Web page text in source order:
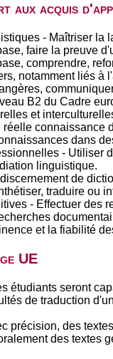
acquis
- Maîtriser la
faire la preuve
comprendre,
notamment liés à
B2 du Cadre
et
réelle connaissance
dans
- Utiliser
linguistique.
de
traduire ou
- Effectuer des
et la fiabilité
UE
étudiants seront
de traduction
précision, des
des textes